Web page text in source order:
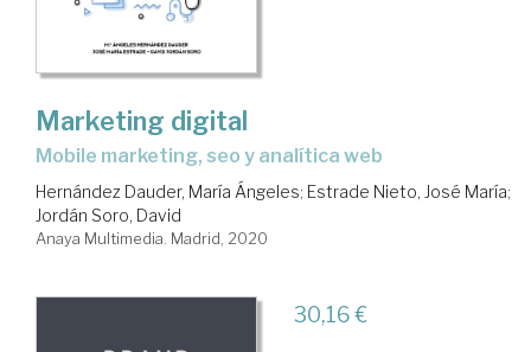
Marketing digital
mobile marketing, seo y analítica web
Hernández Dauder, María Ángeles; Estrade Nieto, José María;
Jordán Soro, David
Anaya Multimedia. Madrid, 2020
30,16 €